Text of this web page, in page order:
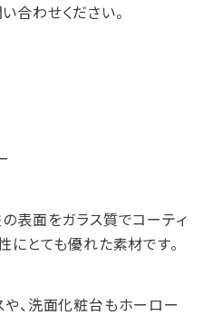
合わせください。
表面をガラス質でコーティ
にとても優れた素材です。
や、洗面化粧台もホーロー